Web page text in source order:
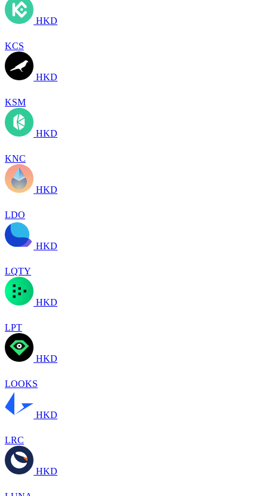
HKD
KCS
HKD
KSM
HKD
KNC
HKD
LDO
HKD
LQTY
HKD
LPT
HKD
LOOKS
HKD
LRC
HKD